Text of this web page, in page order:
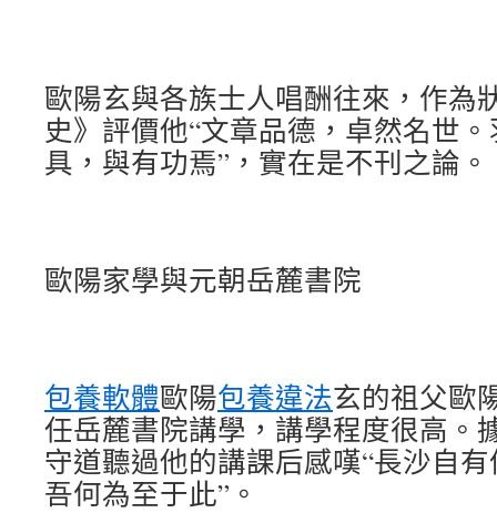
歐陽玄與各族士人唱酬往來，作為
史》評價他“文章品德，卓然名世
具，與有功焉”，實在是不刊之論。
歐陽家學與元朝岳麓書院
包養軟體歐陽包養違法玄的祖父歐
任岳麓書院講學，講學程度很高。
守道聽過他的講課后感嘆“長沙自
吾何為至于此”。